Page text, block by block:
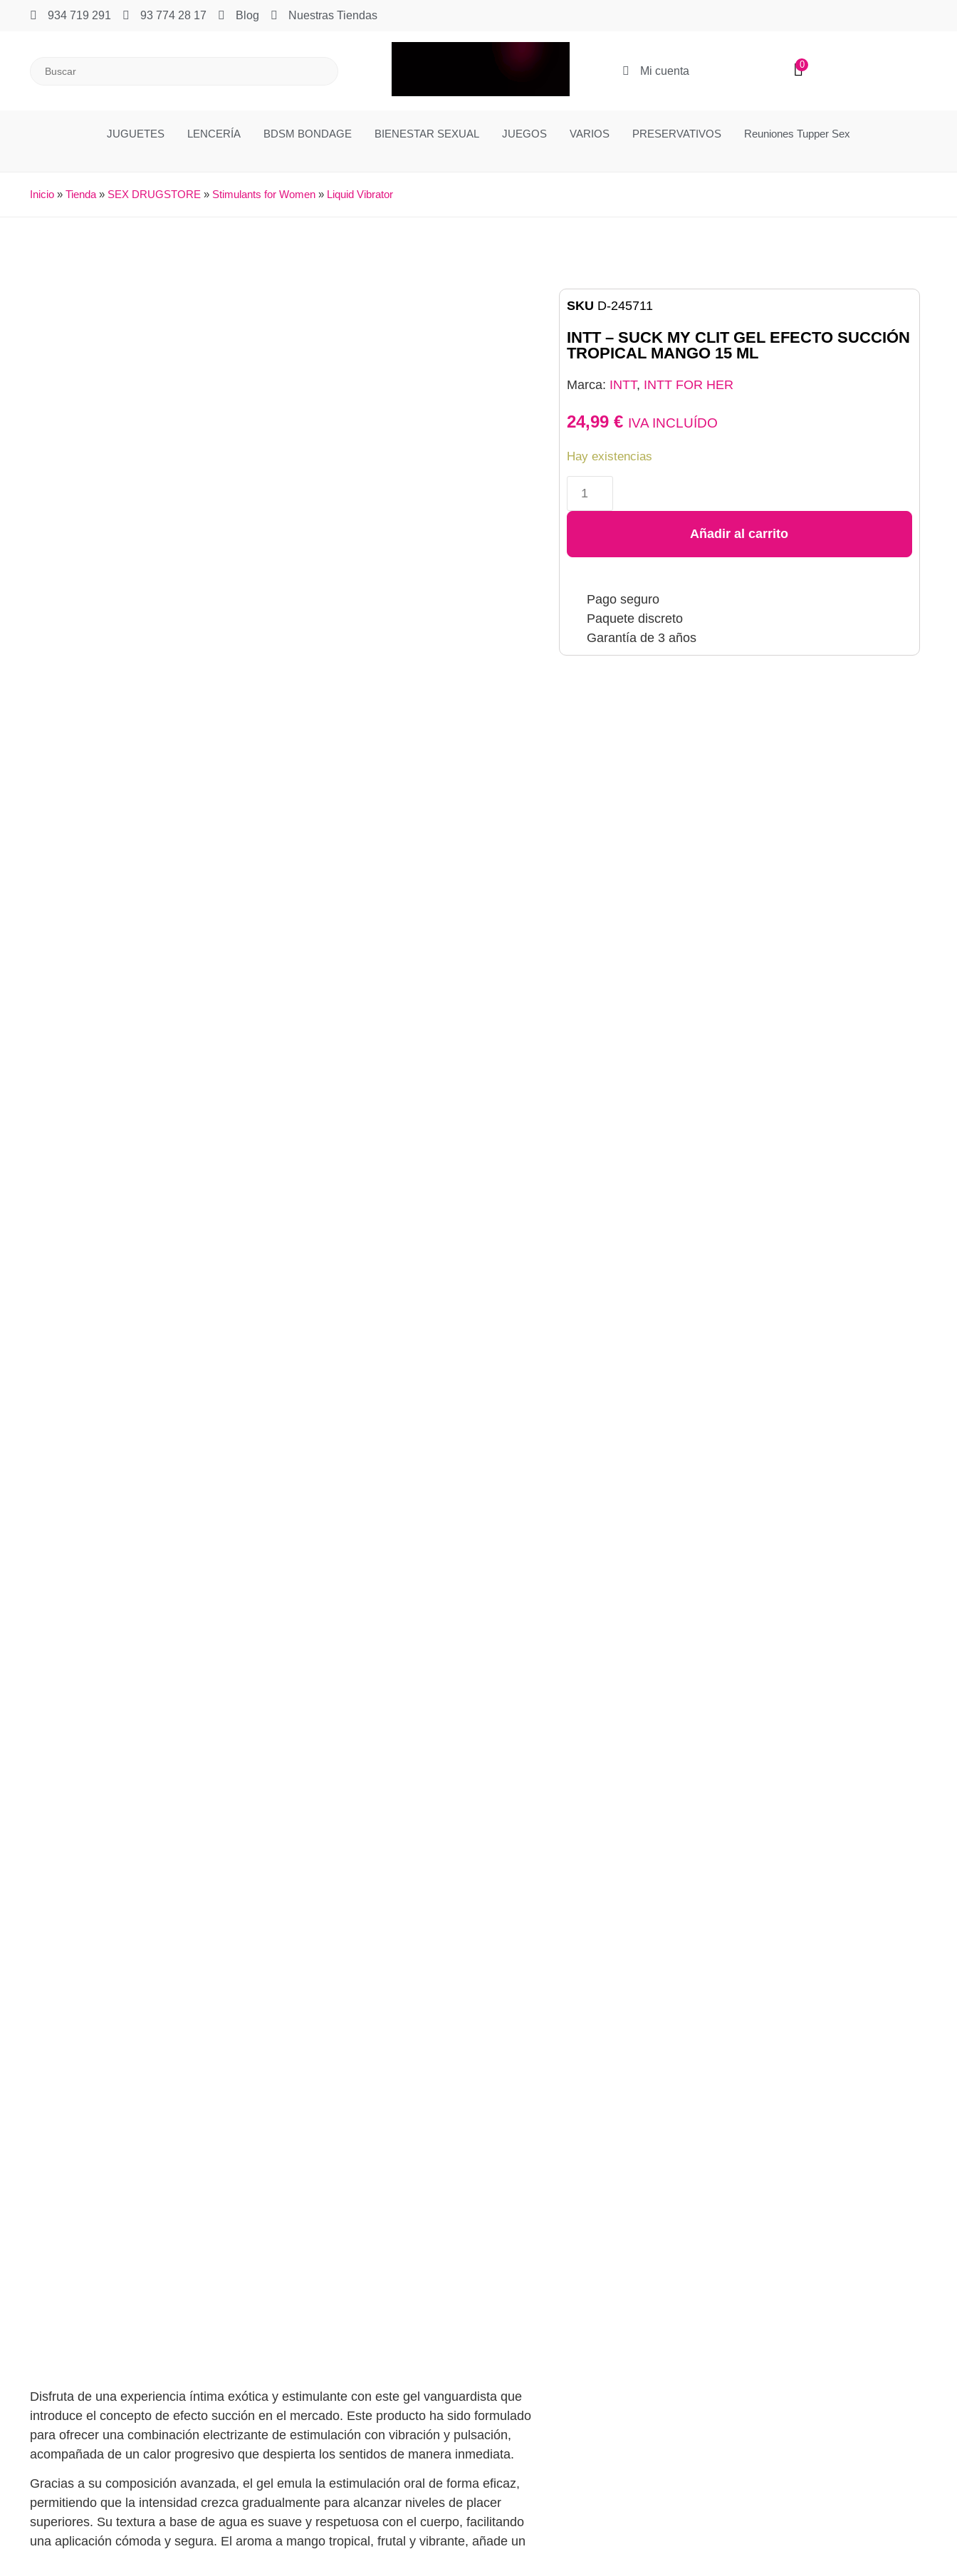
934 719 291 93 774 28 17 Blog Nuestras Tiendas
Mi cuenta
0
JUGUETES LENCERÍA BDSM BONDAGE BIENESTAR SEXUAL JUEGOS VARIOS PRESERVATIVOS Reuniones Tupper Sex
Inicio » Tienda » SEX DRUGSTORE » Stimulants for Women » Liquid Vibrator
Disfruta de una experiencia íntima exótica y estimulante con este gel vanguardista que
introduce el concepto de efecto succión en el mercado. Este producto ha sido formulado
para ofrecer una combinación electrizante de estimulación con vibración y pulsación,
acompañada de un calor progresivo que despierta los sentidos de manera inmediata.
Gracias a su composición avanzada, el gel emula la estimulación oral de forma eficaz,
permitiendo que la intensidad crezca gradualmente para alcanzar niveles de placer
superiores. Su textura a base de agua es suave y respetuosa con el cuerpo, facilitando
una aplicación cómoda y segura. El aroma a mango tropical, frutal y vibrante, añade un
SKU D-245711
INTT – SUCK MY CLIT GEL EFECTO SUCCIÓN
TROPICAL MANGO 15 ML
Marca: INTT, INTT FOR HER
24,99 € IVA INCLUÍDO
Hay existencias
Añadir al carrito
Pago seguro
Paquete discreto
Garantía de 3 años